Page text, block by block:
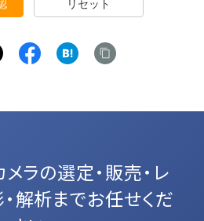
リセット
ラの選定・販売・レ
解析までお任せくだ